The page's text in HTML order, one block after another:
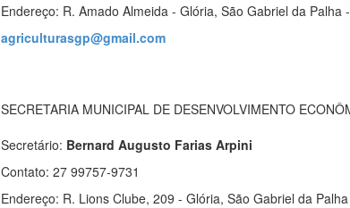
Endereço: R. Amado Almeida - Glória, São Gabriel da Palha
agriculturasgp@gmail.com
SECRETARIA MUNICIPAL DE DESENVOLVIMENTO
Secretário: Bernard Augusto Farias Arpini
Contato: 27 99757-9731
Endereço: R. Lions Clube, 209 - Glória, São Gabriel da